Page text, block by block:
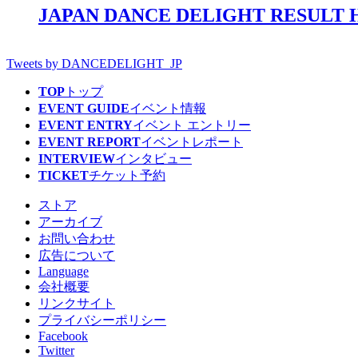
JAPAN DANCE DELIGHT RESULT
Tweets by DANCEDELIGHT_JP
TOP トップ
EVENT GUIDEイベント情報
EVENT ENTRYイベント エントリー
EVENT REPORTイベントレポート
INTERVIEWインタビュー
TICKETチケット予約
ストア
アーカイブ
お問い合わせ
広告について
Language
会社概要
リンクサイト
プライバシーポリシー
Facebook
Twitter